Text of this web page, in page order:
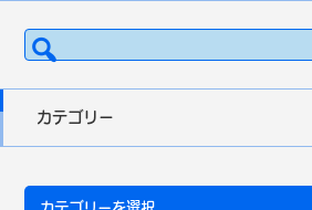
検
索:
カテゴリー